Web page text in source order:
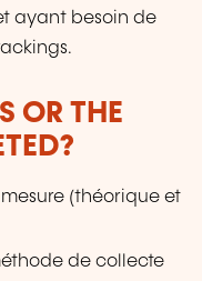
ayant besoin de
OR THE
(théorique et
de collecte